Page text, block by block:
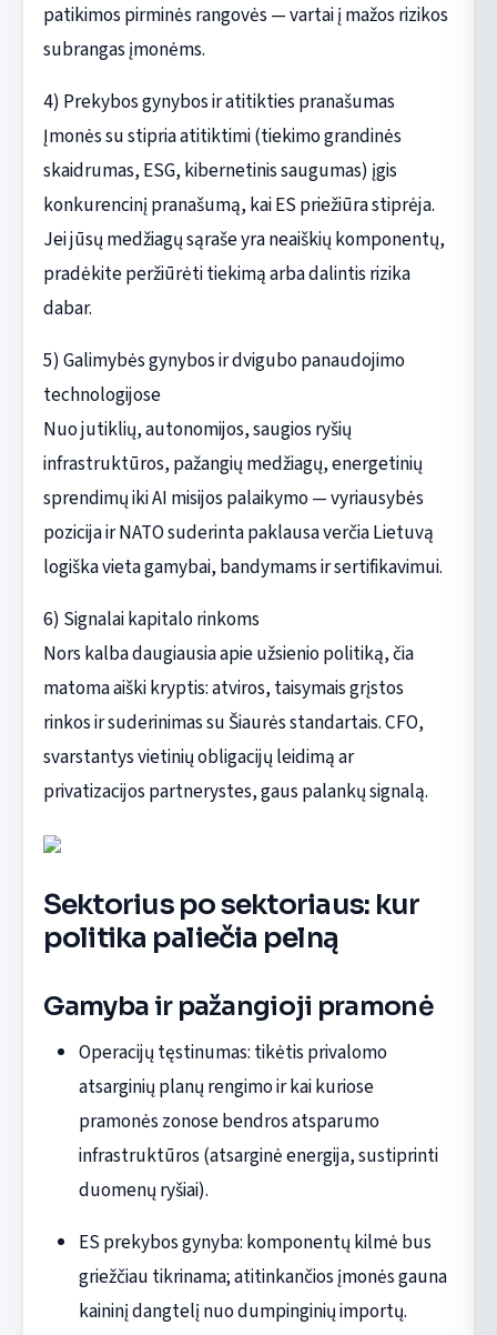
patikimos pirminės rangovės — vartai į mažos rizikos
subrangas įmonėms.
4) Prekybos gynybos ir atitikties pranašumas
Įmonės su stipria atitiktimi (tiekimo grandinės
skaidrumas, ESG, kibernetinis saugumas) įgis
konkurencinį pranašumą, kai ES priežiūra stiprėja.
Jei jūsų medžiagų sąraše yra neaiškių komponentų,
pradėkite peržiūrėti tiekimą arba dalintis rizika
dabar.
5) Galimybės gynybos ir dvigubo panaudojimo
technologijose
Nuo jutiklių, autonomijos, saugios ryšių
infrastruktūros, pažangių medžiagų, energetinių
sprendimų iki AI misijos palaikymo — vyriausybės
pozicija ir NATO suderinta paklausa verčia Lietuvą
logiška vieta gamybai, bandymams ir sertifikavimui.
6) Signalai kapitalo rinkoms
Nors kalba daugiausia apie užsienio politiką, čia
matoma aiški kryptis: atviros, taisymais grįstos
rinkos ir suderinimas su Šiaurės standartais. CFO,
svarstantys vietinių obligacijų leidimą ar
privatizacijos partnerystes, gaus palankų signalą.
Sektorius po sektoriaus: kur
politika paliečia pelną
Gamyba ir pažangioji pramonė
Operacijų tęstinumas: tikėtis privalomo
atsarginių planų rengimo ir kai kuriose
pramonės zonose bendros atsparumo
infrastruktūros (atsarginė energija, sustiprinti
duomenų ryšiai).
ES prekybos gynyba: komponentų kilmė bus
griežčiau tikrinama; atitinkančios įmonės gauna
kaininį dangtelį nuo dumpinginių importų.